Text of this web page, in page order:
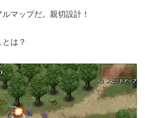
マップだ。親切設計！
は？